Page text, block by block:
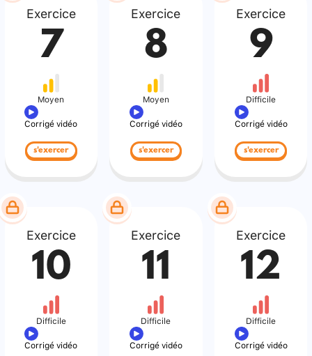
Exercice
7
Moyen
Corrigé vidéo
s'exercer
Exercice
8
Moyen
Corrigé vidéo
s'exercer
Exercice
9
Difficile
Corrigé vidéo
s'exercer
Exercice
10
Difficile
Corrigé vidéo
Exercice
11
Difficile
Corrigé vidéo
Exercice
12
Difficile
Corrigé vidéo